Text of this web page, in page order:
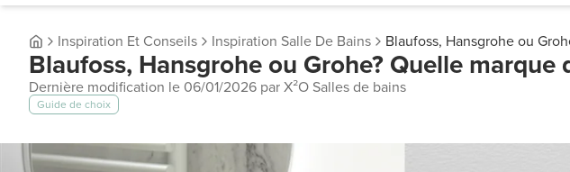
Inspiration Et Conseils Inspiration Salle De Bains Blaufoss, Hansgrohe ou
Blaufoss, Hansgrohe ou Grohe? Quelle marque
Dernière modification le 06/01/2026 par X²O Salles de bains
Guide de choix